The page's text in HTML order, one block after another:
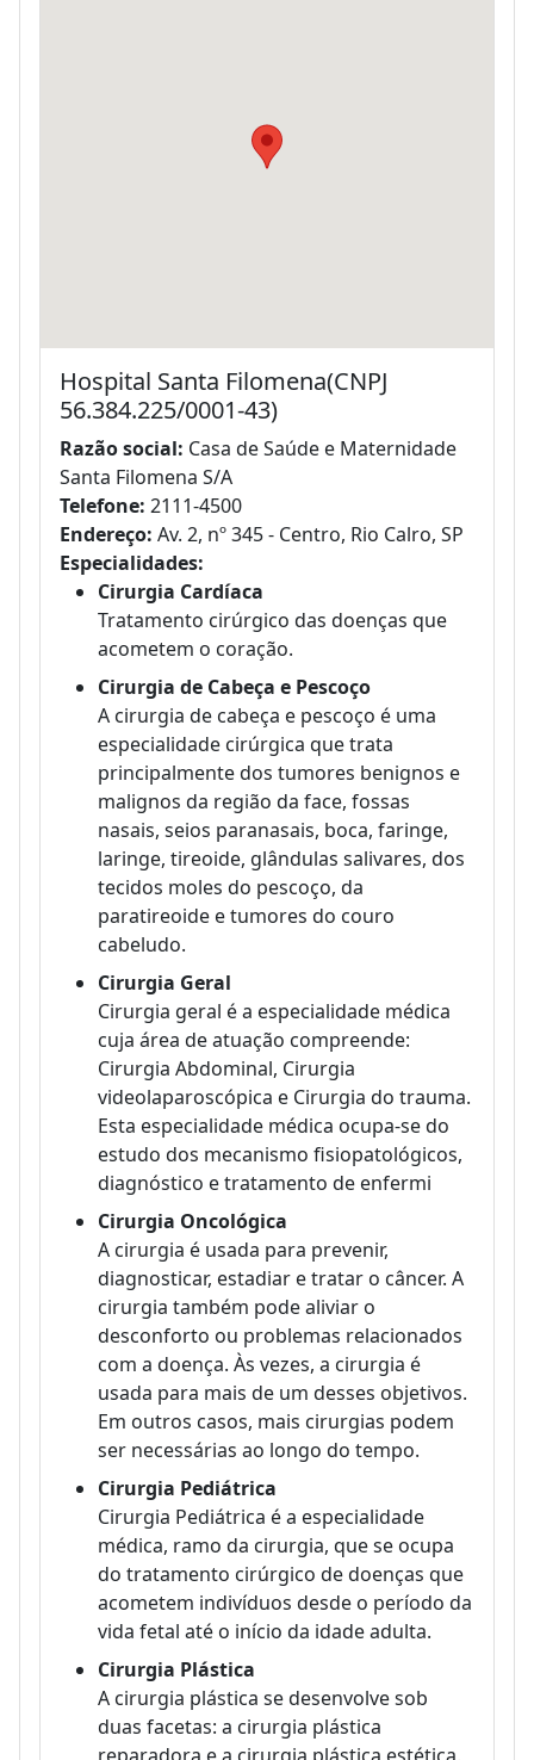
Hospital Santa Filomena(CNPJ
56.384.225/0001-43)
Razão social: Casa de Saúde e Maternidade
Santa Filomena S/A
Telefone: 2111-4500
Endereço: Av. 2, nº 345 - Centro, Rio Calro, SP
Especialidades:
Cirurgia Cardíaca
Tratamento cirúrgico das doenças que
acometem o coração.
Cirurgia de Cabeça e Pescoço
A cirurgia de cabeça e pescoço é uma
especialidade cirúrgica que trata
principalmente dos tumores benignos e
malignos da região da face, fossas
nasais, seios paranasais, boca, faringe,
laringe, tireoide, glândulas salivares, dos
tecidos moles do pescoço, da
paratireoide e tumores do couro
cabeludo.
Cirurgia Geral
Cirurgia geral é a especialidade médica
cuja área de atuação compreende:
Cirurgia Abdominal, Cirurgia
videolaparoscópica e Cirurgia do trauma.
Esta especialidade médica ocupa-se do
estudo dos mecanismo fisiopatológicos,
diagnóstico e tratamento de enfermi
Cirurgia Oncológica
A cirurgia é usada para prevenir,
diagnosticar, estadiar e tratar o câncer. A
cirurgia também pode aliviar o
desconforto ou problemas relacionados
com a doença. Às vezes, a cirurgia é
usada para mais de um desses objetivos.
Em outros casos, mais cirurgias podem
ser necessárias ao longo do tempo.
Cirurgia Pediátrica
Cirurgia Pediátrica é a especialidade
médica, ramo da cirurgia, que se ocupa
do tratamento cirúrgico de doenças que
acometem indivíduos desde o período da
vida fetal até o início da idade adulta.
Cirurgia Plástica
A cirurgia plástica se desenvolve sob
duas facetas: a cirurgia plástica